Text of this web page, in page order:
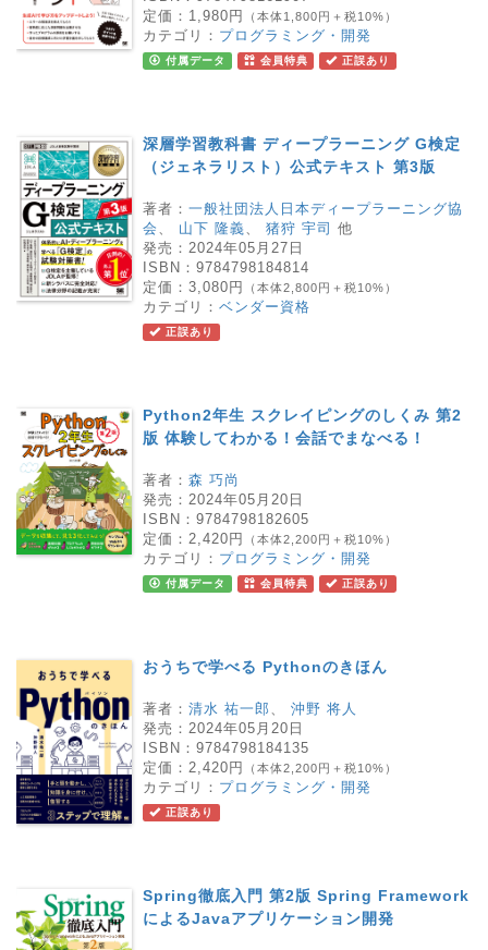
定価： 1,980円 （本体1,800円＋税10%）
カテゴリ： プログラミング・開発
付属データ 会員特典 正誤あり
深層学習教科書 ディープラーニング G検定
（ジェネラリスト）公式テキスト 第3版
著者： 一般社団法人日本ディープラーニング協
会
山下 隆義 猪狩 宇司 他
発売： 2024年05月27日
ISBN： 9784798184814
定価： 3,080円 （本体2,800円＋税10%）
カテゴリ： ベンダー資格
正誤あり
Python2年生 スクレイピングのしくみ 第2
版 体験してわかる！会話でまなべる！
著者： 森 巧尚
発売： 2024年05月20日
ISBN： 9784798182605
定価： 2,420円 （本体2,200円＋税10%）
カテゴリ： プログラミング・開発
付属データ 会員特典 正誤あり
おうちで学べる Pythonのきほん
著者： 清水 祐一郎
沖野 将人
発売： 2024年05月20日
ISBN： 9784798184135
定価： 2,420円 （本体2,200円＋税10%）
カテゴリ： プログラミング・開発
正誤あり
Spring徹底入門 第2版 Spring Framework
によるJavaアプリケーション開発